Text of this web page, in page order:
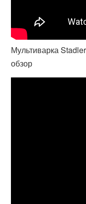
Мультиварка
обзор